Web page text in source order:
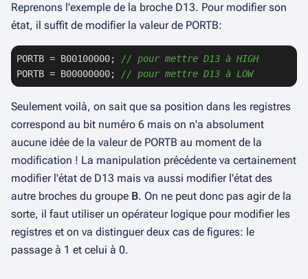
Reprenons l'exemple de la broche D13. Pour modifier son
état, il suffit de modifier la valeur de PORTB:
PORTB = B00100000; // pour mettre D13 à HIGH
PORTB = B00000000; // pour mettre D13 à LOW
Seulement voilà, on sait que sa position dans les registres
correspond au bit numéro 6 mais on n'a absolument
aucune idée de la valeur de PORTB au moment de la
modification ! La manipulation précédente va certainement
modifier l'état de D13 mais va aussi modifier l'état des
autre broches du groupe B. On ne peut donc pas agir de la
sorte, il faut utiliser un opérateur logique pour modifier les
registres et on va distinguer deux cas de figures: le
passage à 1 et celui à 0.